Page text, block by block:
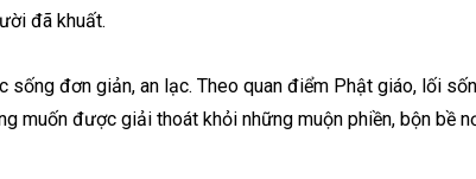
đã khuất.
đơn giản, an lạc. Theo quan điểm Phật giáo, lối
muốn được giải thoát khỏi những muộn phiền, bộn bề